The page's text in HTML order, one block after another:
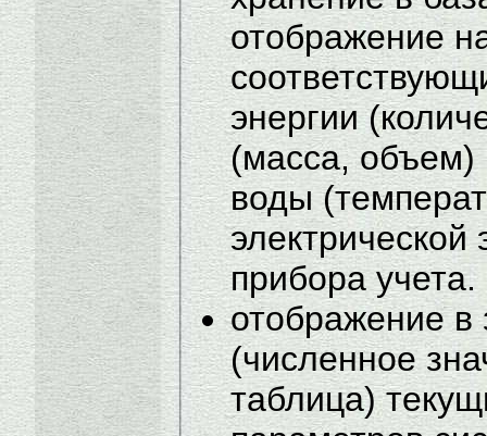
отображение
энергии
(масса, объем)
воды
прибора учета.
отображение в
(численное
таблица)